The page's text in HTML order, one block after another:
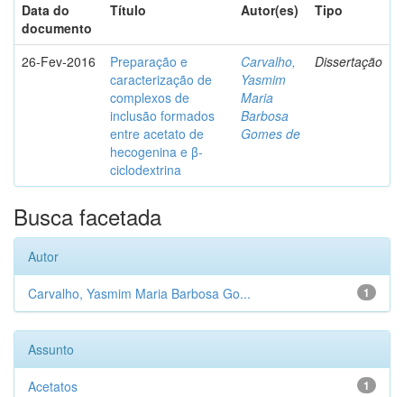
Data do
documento
Título Autor(es) Tipo
26-Fev-2016
Preparação e
caracterização de
complexos de
inclusão formados
entre acetato de
hecogenina e β-
ciclodextrina
Carvalho,
Yasmim
Maria
Barbosa
Gomes de
Dissertação
Busca facetada
Autor
1
Carvalho, Yasmim Maria Barbosa Go...
Assunto
1
Acetatos